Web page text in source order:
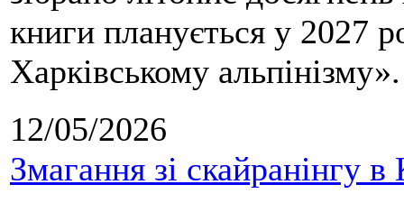
книги планується у 2027
Харківському альпінізму».
12/05/2026
Змагання зі скайранінгу в